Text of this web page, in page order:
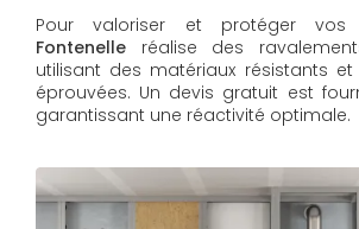
Pour valoriser et protéger vos
Fontenelle réalise des
utilisant des matériaux résistants
éprouvées. Un devis gratuit est
garantissant une réactivité optimale.